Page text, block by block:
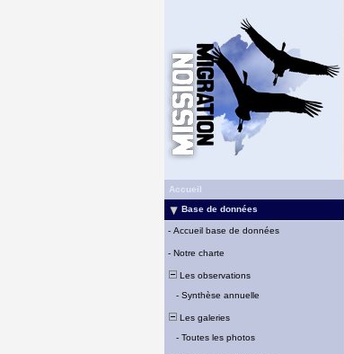
Accueil
Base de données
- Accueil base de données
- Notre charte
Les observations
- Synthèse annuelle
Les galeries
- Toutes les photos